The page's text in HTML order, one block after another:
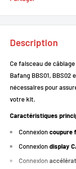
Description
Ce faisceau de
Bafang BBS01, BBS02
nécessaires pour
votre kit.
Caractéristiques
Connexioncoupure
Connexiondisplay
Connexion